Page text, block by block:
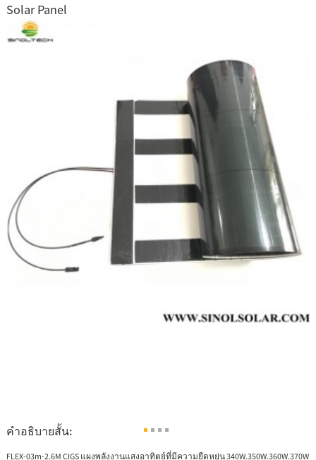
Solar Panel
คำอธิบายสั้น:
FLEX-03m-2.6M CIGS แผงพลังงานแสงอาทิตย์ที่มีความยืดหยุ่น 340W.350W.360W.370W